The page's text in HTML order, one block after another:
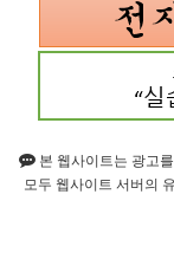
본 웹사이트는 광고
모두 웹사이트 서버의